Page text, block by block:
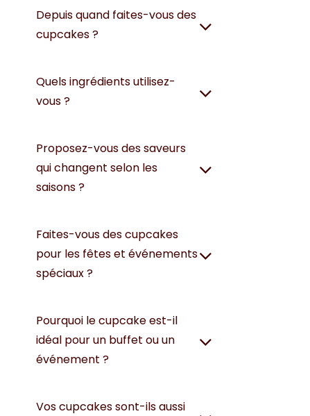
Depuis quand faites-vous des
cupcakes ?
Quels ingrédients utilisez-
vous ?
Proposez-vous des saveurs
qui changent selon les
saisons ?
Faites-vous des cupcakes
pour les fêtes et événements
spéciaux ?
Pourquoi le cupcake est-il
idéal pour un buffet ou un
événement ?
Vos cupcakes sont-ils aussi